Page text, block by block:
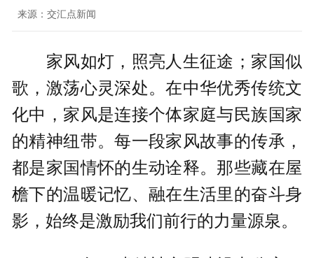
来源：交汇点新闻
家风如灯，照亮人生征途；家国似
歌，激荡心灵深处。在中华优秀传统文
化中，家风是连接个体家庭与民族国家
的精神纽带。每一段家风故事的传承，
都是家国情怀的生动诠释。那些藏在屋
檐下的温暖记忆、融在生活里的奋斗身
影，始终是激励我们前行的力量源泉。